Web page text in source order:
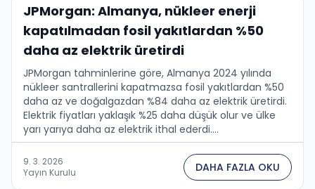
JPMorgan: Almanya, nükleer enerji
kapatılmadan fosil yakıtlardan %50
daha az elektrik üretirdi
JPMorgan tahminlerine göre, Almanya 2024 yılında
nükleer santrallerini kapatmazsa fosil yakıtlardan %50
daha az ve doğalgazdan %84 daha az elektrik üretirdi.
Elektrik fiyatları yaklaşık %25 daha düşük olur ve ülke
yarı yarıya daha az elektrik ithal ederdi....
9. 3. 2026
Yayın Kurulu
DAHA FAZLA OKU